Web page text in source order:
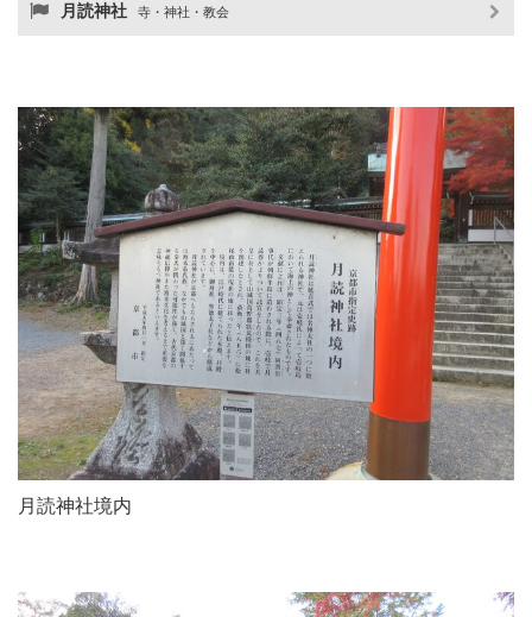
月読神社 寺・神社・教会
月読神社境内